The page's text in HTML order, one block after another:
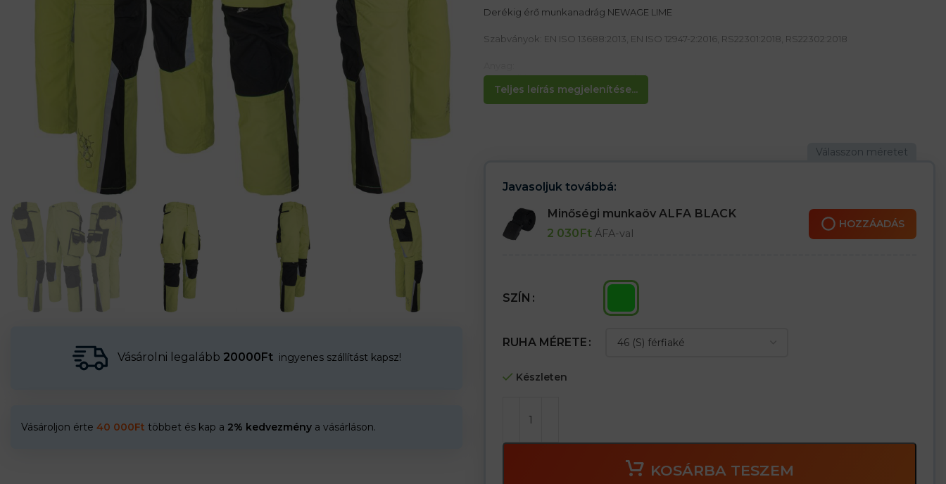
Vásárolni legalább 20000Ft ingyenes szállítást kapsz!
Vásároljon érte 40 000Ft többet és kap a 2% kedvezmény a vásárláson.
Teljes leírás megjelenítése...
Derékig érő munkanadrág NEWAGE LIME
Szabványok: EN ISO 13688:2013, EN ISO 12947-2:2016, RS22301:2018, RS22302:2018
65% poliészter, 35% pamut 270 g/m²
Jellemzők:
– Derékban varrott gumi a nadrág szélességének beállításához
– Térdzsebek a térdvédők számára
– Megnövelt tartósság a Cordura betétek használatának köszönhetően
Javasoljuk továbbá:
Minőségi munkaöv ALFA BLACK
2 030Ft ÁFA-val
HOZZÁADÁS
SZÍN
RUHA MÉRETE
Készleten
KOSÁRBA TESZEM